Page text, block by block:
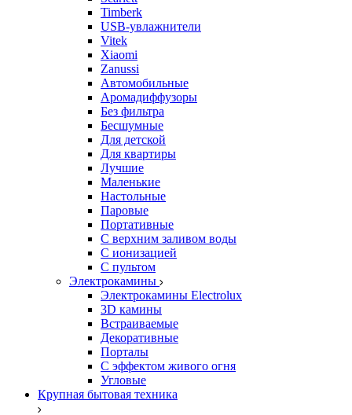
Timberk
USB-увлажнители
Vitek
Xiaomi
Zanussi
Автомобильные
Аромадиффузоры
Без фильтра
Бесшумные
Для детской
Для квартиры
Лучшие
Маленькие
Настольные
Паровые
Портативные
С верхним заливом воды
С ионизацией
С пультом
Электрокамины
Электрокамины Electrolux
3D камины
Встраиваемые
Декоративные
Порталы
С эффектом живого огня
Угловые
Крупная бытовая техника